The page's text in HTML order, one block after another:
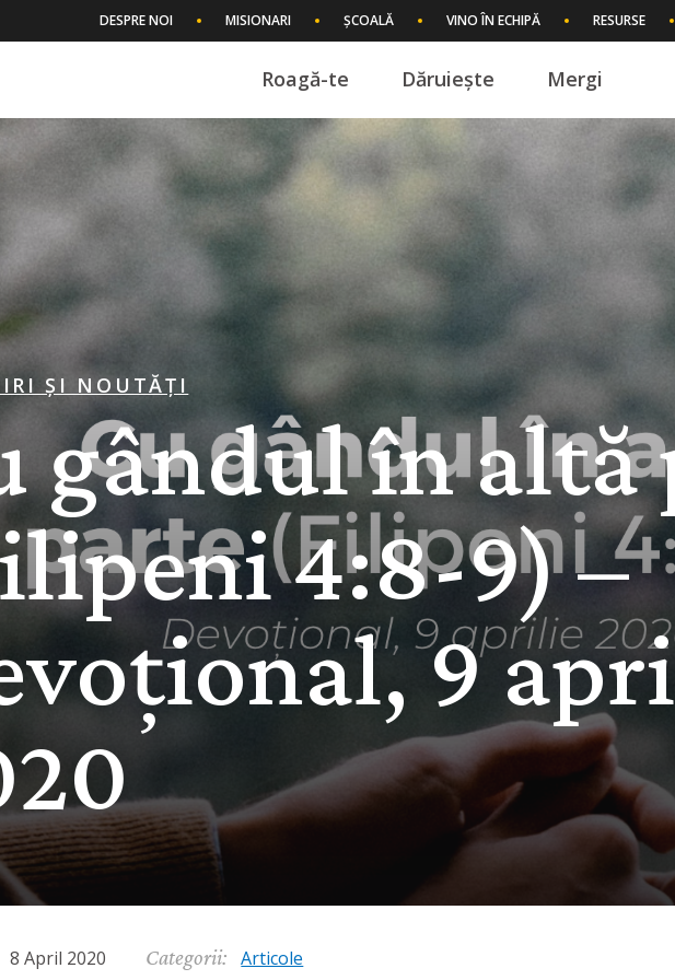
DESPRE NOI MISIONARI ȘCOALĂ VINO ÎN ECHIPĂ RESURSE
Roagă-te Dăruiește Mergi
ȘI NOUTĂȚI
gândul în altă
4:8-9) –
9
8 April 2020 Categorii: Articole